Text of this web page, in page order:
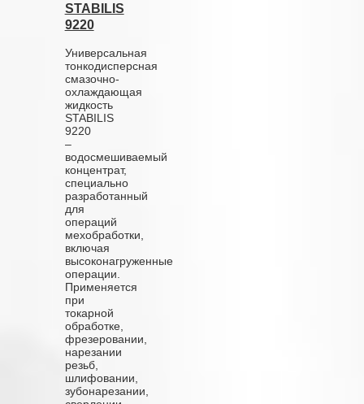
STABILIS
9220
Универсальная
тонкодисперсная
смазочно-
охлаждающая
жидкость
STABILIS
9220
–
водосмешиваемый
концентрат,
специально
разработанный
для
операций
мехобработки,
включая
высоконагруженные
операции.
Применяется
при
токарной
обработке,
фрезеровании,
нарезании
резьб,
шлифовании,
зубонарезании,